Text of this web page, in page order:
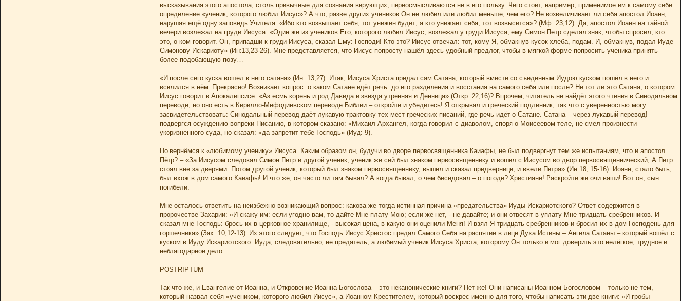
высказывания этого апостола, столь привычные для сознания верующих, переосмысливаются не в его пользу. Чего стоит, например, применимое им к самому себе
определение «ученик, которого любил Иисус»? А что, разве других учеников Он не любил или любил меньше, чем его? Не возвеличивает ли себя апостол Иоанн,
нарушая ещё одну заповедь Учителя: «Ибо кто возвышает себя, тот унижен будет; а кто унижает себя, тот возвысится»? (Мф: 23,12). Да, апостол Иоанн на тайной
вечери возлежал на груди Иисуса: «Один же из учеников Его, которого любил Иисус, возлежал у груди Иисуса; ему Симон Петр сделал знак, чтобы спросил, кто
это, о ком говорит. Он, припадши к груди Иисуса, сказал Ему: Господи! Кто это? Иисус отвечал: тот, кому Я, обмакнув кусок хлеба, подам. И, обмакнув, подал Иуде
Симонову Искариоту» (Ин:13,23-26). Мне представляется, что Иисус попросту нашёл здесь удобный предлог, чтобы в мягкой форме попросить ученика принять
более подобающую позу…
«И после сего куска вошел в него сатана» (Ин: 13,27). Итак, Иисуса Христа предал сам Сатана, который вместе со съеденным Иудою куском пошёл в него и
вселился в нём. Прекрасно! Возникает вопрос: о каком Сатане идёт речь: до его разделения и восстания на самого себя или после? Не тот ли это Сатана, о котором
Иисус говорит в Апокалипсисе: «Аз есмь корень и род Давида и звезда утренняя и Денница» (Откр: 22,16)? Впрочем, читатель не найдёт этого чтения в Синодальном
переводе, но оно есть в Кирилло-Мефодиевском переводе Библии – откройте и убедитесь! Я открывал и греческий подлинник, так что с уверенностью могу
засвидетельствовать: Синодальный перевод даёт лукавую трактовку тех мест греческих писаний, где речь идёт о Сатане. Сатана – через лукавый перевод! –
подвергся осуждению вопреки Писанию, в котором сказано: «Михаил Архангел, когда говорил с диаволом, споря о Моисеевом теле, не смел произнести
укоризненного суда, но сказал: «да запретит тебе Господь» (Иуд: 9).
Но вернёмся к «любимому ученику» Иисуса. Каким образом он, будучи во дворе первосвященника Каиафы, не был подвергнут тем же испытаниям, что и апостол
Пётр? – «За Иисусом следовал Симон Петр и другой ученик; ученик же сей был знаком первосвященнику и вошел с Иисусом во двор первосвященнический; А Петр
стоял вне за дверями. Потом другой ученик, который был знаком первосвященнику, вышел и сказал придвернице, и ввели Петра» (Ин:18, 15-16). Иоанн, стало быть,
был вхож в дом самого Каиафы! И что же, он часто ли там бывал? А когда бывал, о чем беседовал – о погоде? Христиане! Раскройте же очи ваши! Вот он, сын
погибели.
Мне осталось ответить на неизбежно возникающий вопрос: какова же тогда истинная причина «предательства» Иуды Искариотского? Ответ содержится в
пророчестве Захарии: «И скажу им: если угодно вам, то дайте Мне плату Мою; если же нет, - не давайте; и они отвесят в уплату Мне тридцать сребренников. И
сказал мне Господь: брось их в церковное хранилище, - высокая цена, в какую они оценили Меня! И взял Я тридцать сребренников и бросил их в дом Господень для
горшечника» (Зах: 10,12-13). Из этого следует, что Господь Иисус Христос предал Самого Себя на распятие в лице Духа Истины – Ангела Сатаны – который вошёл с
куском в Иуду Искариотского. Иуда, следовательно, не предатель, а любимый ученик Иисуса Христа, которому Он только и мог доверить это нелёгкое, трудное и
неблагодарное дело.
POSTRIPTUM
Так что же, и Евангелие от Иоанна, и Откровение Иоанна Богослова – это неканонические книги? Нет же! Они написаны Иоанном Богословом – только не тем,
который назвал себя «учеником, которого любил Иисус», а Иоанном Крестителем, который воскрес именно для того, чтобы написать эти две книги: «И гробы